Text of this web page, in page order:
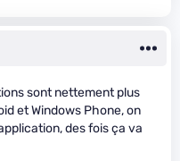
sont nettement plus
et Windows Phone, on
des fois ça va